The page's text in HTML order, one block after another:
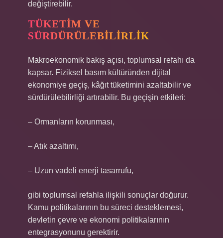
değiştirebilir.
TÜKETIM VE
SÜRDÜRÜLEBILIRLIK
Makroekonomik bakış açısı, toplumsal refahı da
kapsar. Fiziksel basım kültüründen dijital
ekonomiye geçiş, kâğıt tüketimini azaltabilir ve
sürdürülebilirliği artırabilir. Bu geçişin etkileri:
– Ormanların korunması,
– Atık azaltımı,
– Uzun vadeli enerji tasarrufu,
gibi toplumsal refahla ilişkili sonuçlar doğurur.
Kamu politikalarının bu süreci desteklemesi,
devletin çevre ve ekonomi politikalarının
entegrasyonunu gerektirir.